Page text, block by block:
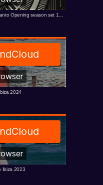
Opening season set 10/24
2024
Ibiza 2023